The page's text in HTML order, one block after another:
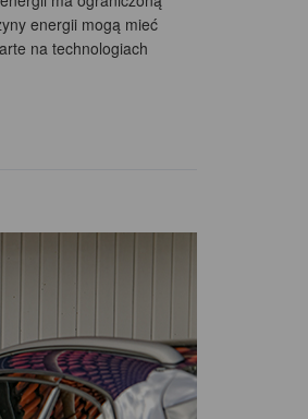
energii mogą mieć
na technologiach